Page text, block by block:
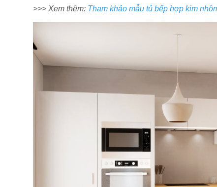
>>> Xem thêm: Tham khảo mẫu tủ bếp hợp kim